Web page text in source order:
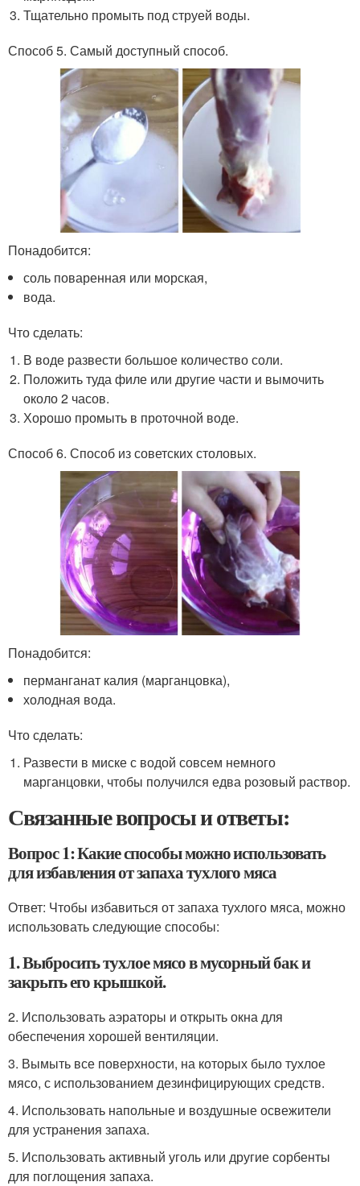
Тщательно промыть под струей воды.
Способ 5. Самый доступный способ.
Понадобится:
соль поваренная или морская,
вода.
Что сделать:
В воде развести большое количество соли.
Положить туда филе или другие части и вымочить
около 2 часов.
Хорошо промыть в проточной воде.
Способ 6. Способ из советских столовых.
Понадобится:
перманганат калия (марганцовка),
холодная вода.
Что сделать:
Развести в миске с водой совсем немного
марганцовки, чтобы получился едва розовый раствор.
Связанные вопросы и ответы:
Вопрос 1: Какие способы можно использовать
для избавления от запаха тухлого мяса
Ответ: Чтобы избавиться от запаха тухлого мяса, можно
использовать следующие способы:
1. Выбросить тухлое мясо в мусорный бак и
закрыть его крышкой.
2. Использовать аэраторы и открыть окна для
обеспечения хорошей вентиляции.
3. Вымыть все поверхности, на которых было тухлое
мясо, с использованием дезинфицирующих средств.
4. Использовать напольные и воздушные освежители
для устранения запаха.
5. Использовать активный уголь или другие сорбенты
для поглощения запаха.